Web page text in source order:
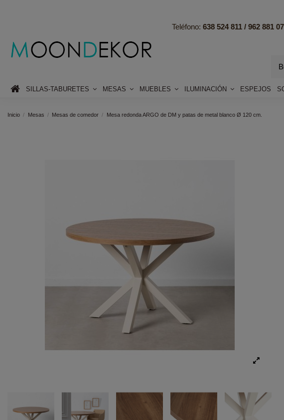
Teléfono: 638 524 811 / 962 881
SILLAS-TABURETES MESAS MUEBLES ILUMINACIÓN ESPEJOS
Inicio Mesas Mesas de comedor Mesa redonda ARGO de DM y patas de metal blanco Ø 120 cm.